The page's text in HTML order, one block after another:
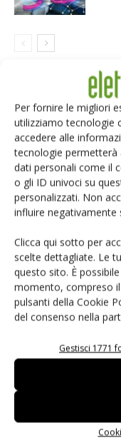
Per fornire le migliori
utilizziamo tecnologie
accedere alle
tecnologie permetterà
dati personali come il
o gli ID univoci su
personalizzati. Non
influire negativamente
Clicca qui sotto per
scelte dettagliate. Le
questo sito. È
momento, compreso
pulsanti della Cookie
del consenso nella
Gestisci 1771
LASCIA UN COMMENTO
Salva il mio